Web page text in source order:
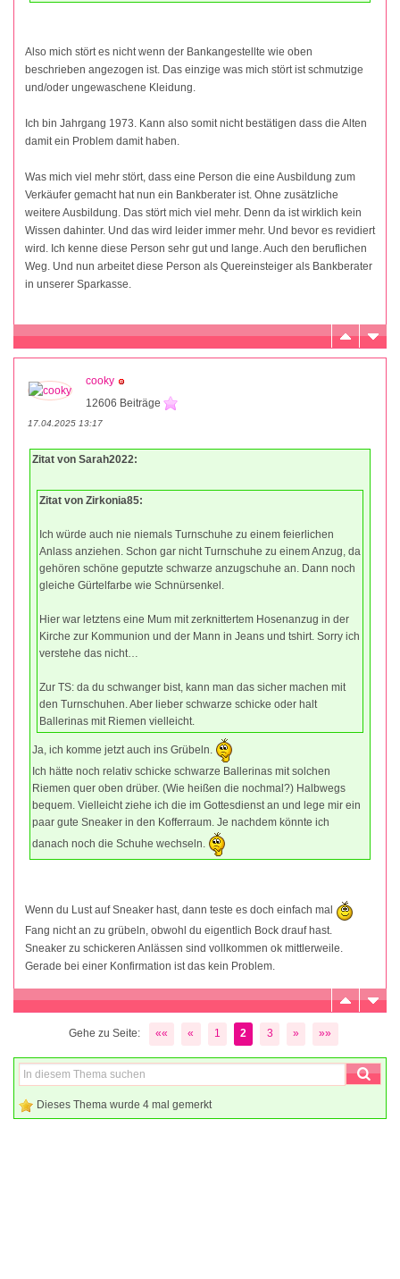
Also mich stört es nicht wenn der Bankangestellte wie oben
beschrieben angezogen ist. Das einzige was mich stört ist schmutzige
und/oder ungewaschene Kleidung.
Ich bin Jahrgang 1973. Kann also somit nicht bestätigen dass die Alten
damit ein Problem damit haben.
Was mich viel mehr stört, dass eine Person die eine Ausbildung zum
Verkäufer gemacht hat nun ein Bankberater ist. Ohne zusätzliche
weitere Ausbildung. Das stört mich viel mehr. Denn da ist wirklich kein
Wissen dahinter. Und das wird leider immer mehr. Und bevor es revidiert
wird. Ich kenne diese Person sehr gut und lange. Auch den beruflichen
Weg. Und nun arbeitet diese Person als Quereinsteiger als Bankberater
in unserer Sparkasse.
cooky
12606 Beiträge
17.04.2025 13:17
Zitat von Sarah2022:
Zitat von Zirkonia85:
Ich würde auch nie niemals Turnschuhe zu einem feierlichen
Anlass anziehen. Schon gar nicht Turnschuhe zu einem Anzug, da
gehören schöne geputzte schwarze anzugschuhe an. Dann noch
gleiche Gürtelfarbe wie Schnürsenkel.
Hier war letztens eine Mum mit zerknittertem Hosenanzug in der
Kirche zur Kommunion und der Mann in Jeans und tshirt. Sorry ich
verstehe das nicht…
Zur TS: da du schwanger bist, kann man das sicher machen mit
den Turnschuhen. Aber lieber schwarze schicke oder halt
Ballerinas mit Riemen vielleicht.
Ja, ich komme jetzt auch ins Grübeln.
Ich hätte noch relativ schicke schwarze Ballerinas mit solchen
Riemen quer oben drüber. (Wie heißen die nochmal?) Halbwegs
bequem. Vielleicht ziehe ich die im Gottesdienst an und lege mir ein
paar gute Sneaker in den Kofferraum. Je nachdem könnte ich
danach noch die Schuhe wechseln.
Wenn du Lust auf Sneaker hast, dann teste es doch einfach mal
Fang nicht an zu grübeln, obwohl du eigentlich Bock drauf hast.
Sneaker zu schickeren Anlässen sind vollkommen ok mittlerweile.
Gerade bei einer Konfirmation ist das kein Problem.
Gehe zu Seite: «« « 1 2 3 » »»
Dieses Thema wurde 4 mal gemerkt